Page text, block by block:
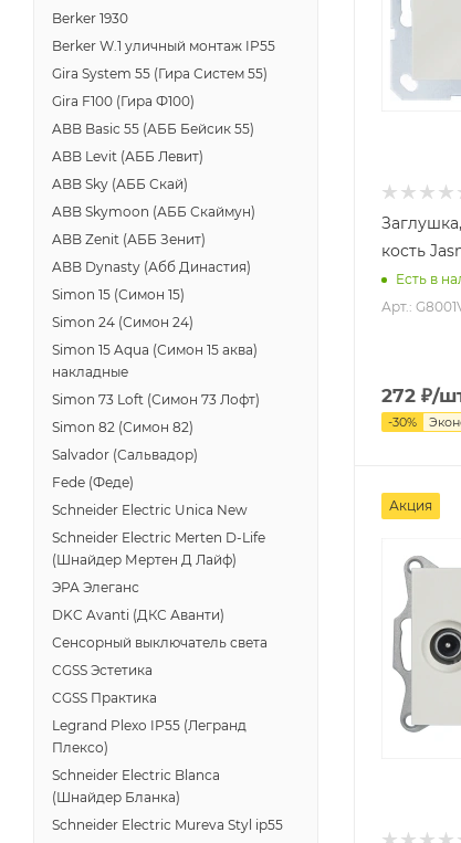
кость
Есть в
Арт.:
272 ₽/
-30%
Акция
Berker 1930
Berker W.1 уличный монтаж IP55
Gira System 55 (Гира Систем 55)
Gira F100 (Гира Ф100)
ABB Basic 55 (АББ Бейсик 55)
ABB Levit (АББ Левит)
ABB Sky (АББ Скай)
ABB Skymoon (АББ Скаймун)
ABB Zenit (АББ Зенит)
ABB Dynasty (Абб Династия)
Simon 15 (Симон 15)
Simon 24 (Симон 24)
Simon 15 Aqua (Симон 15 аква)
накладные
Simon 73 Loft (Симон 73 Лофт)
Simon 82 (Симон 82)
Salvador (Сальвадор)
Fede (Феде)
Schneider Electric Unica New
Schneider Electric Merten D-Life
(Шнайдер Мертен Д Лайф)
ЭРА Элеганс
DKC Avanti (ДКС Аванти)
Сенсорный выключатель света
CGSS Эстетика
CGSS Практика
Legrand Plexo IP55 (Легранд
Плексо)
Schneider Electric Blanca
(Шнайдер Бланка)
Schneider Electric Mureva Styl ip55